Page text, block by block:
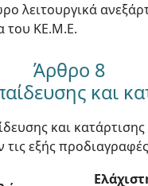
λειτουργικά
του ΚΕ.Μ.Ε.
Άρθρο 8
και
και
εξής